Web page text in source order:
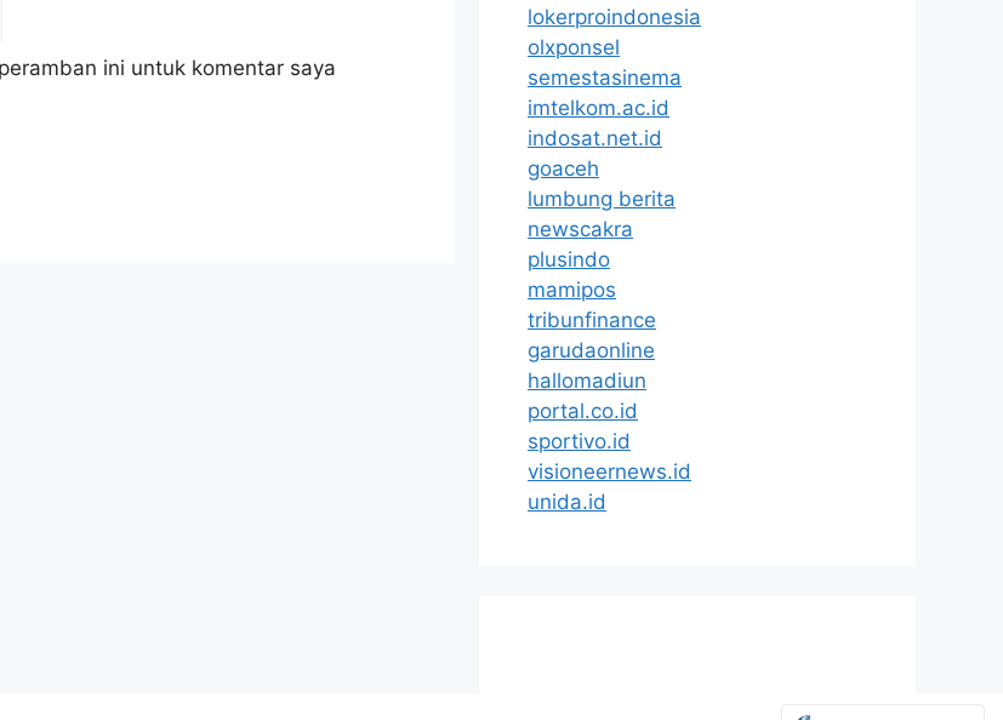
ini untuk komentar saya
lokerproindonesia
olxponsel
semestasinema
imtelkom.ac.id
indosat.net.id
goaceh
lumbung berita
newscakra
plusindo
mamipos
tribunfinance
garudaonline
hallomadiun
portal.co.id
sportivo.id
visioneernews.id
unida.id